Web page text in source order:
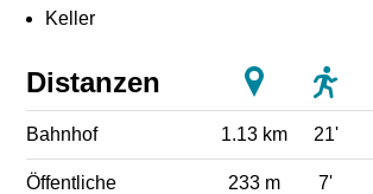
Keller
Distanzen
Bahnhof 1.13 km 21'
Öffentliche
233 m 7'